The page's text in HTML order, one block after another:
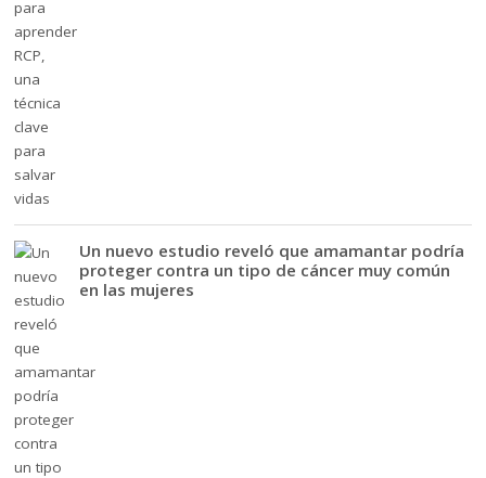
Un nuevo estudio reveló que amamantar podría
proteger contra un tipo de cáncer muy común
en las mujeres